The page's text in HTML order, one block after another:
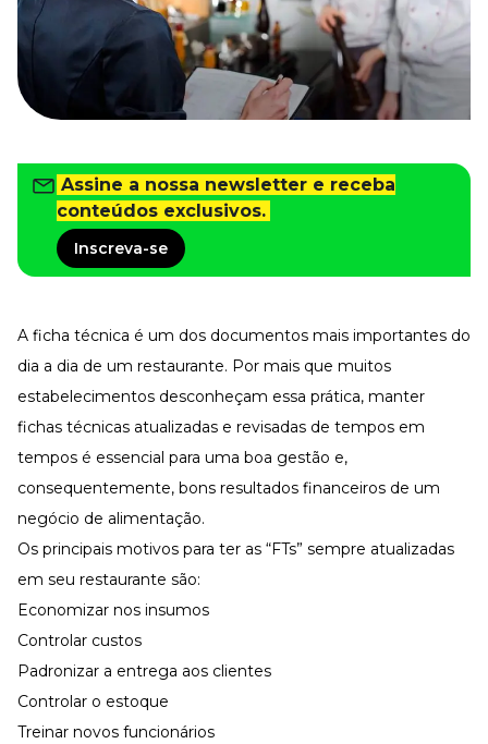
Tudo para facilitar a rotina
Imprensa
VR na Imprensa
Cursos
Todos os Cursos
Explore o nosso acervo
Departamento Pessoal
Eleve os resultados da organização
Gestão de Pessoas e Liderança
Capacitação com especialistas
Recursos Humanos
Treinamento de Produto
Desenvolva a sua equipe
Materiais Gratuitos
Materiais Gratuitos
Todos os Materiais Gratuitos
Confira nossos materiais
E-book
Assine a nossa newsletter e receba
conteúdos exclusivos.
Inscreva-se
A ficha técnica é um dos documentos mais importantes do
dia a dia de um restaurante. Por mais que muitos
estabelecimentos desconheçam essa prática, manter
fichas técnicas atualizadas e revisadas de tempos em
tempos é essencial para uma boa gestão e,
consequentemente, bons resultados financeiros de um
negócio de alimentação.
Os principais motivos para ter as “FTs” sempre atualizadas
em seu restaurante são:
Economizar nos insumos
Controlar custos
Padronizar a entrega aos clientes
Controlar o estoque
Treinar novos funcionários